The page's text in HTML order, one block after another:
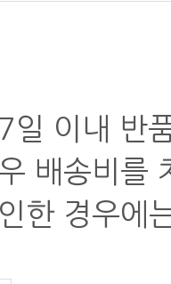
7일 이내 반
배송비를
한 경우에